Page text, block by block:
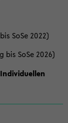
SoSe 2022)
SoSe 2026)